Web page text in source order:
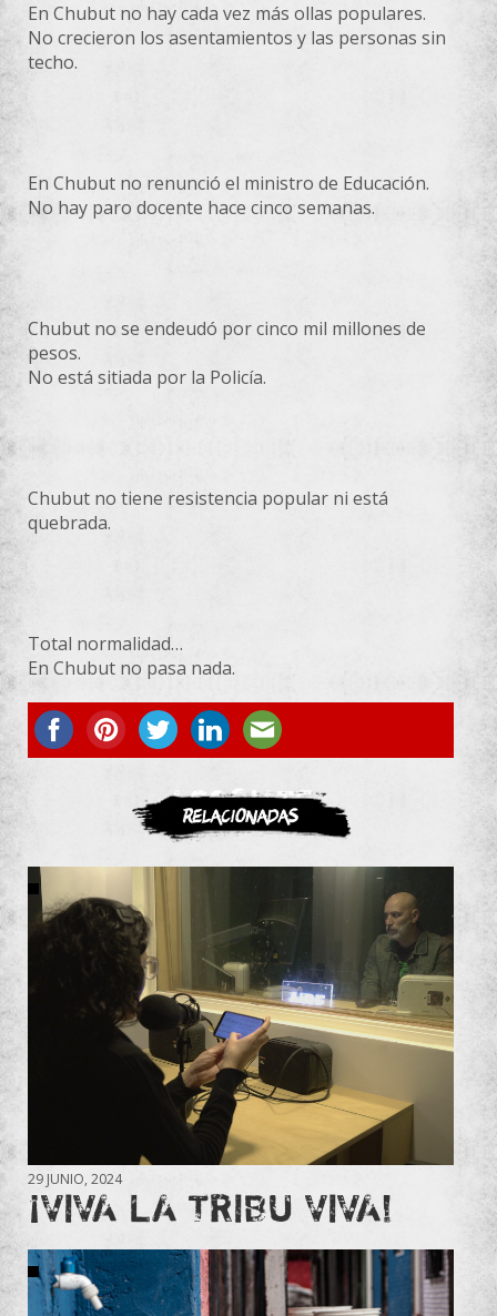
En Chubut no hay cada vez más ollas populares.
No crecieron los asentamientos y las personas sin
techo.
En Chubut no renunció el ministro de Educación.
No hay paro docente hace cinco semanas.
Chubut no se endeudó por cinco mil millones de
pesos.
No está sitiada por la Policía.
Chubut no tiene resistencia popular ni está
quebrada.
Total normalidad…
En Chubut no pasa nada.
ASOCIATE
Relacionadas
29 JUNIO, 2024
¡VIVA LA TRIBU VIVA!